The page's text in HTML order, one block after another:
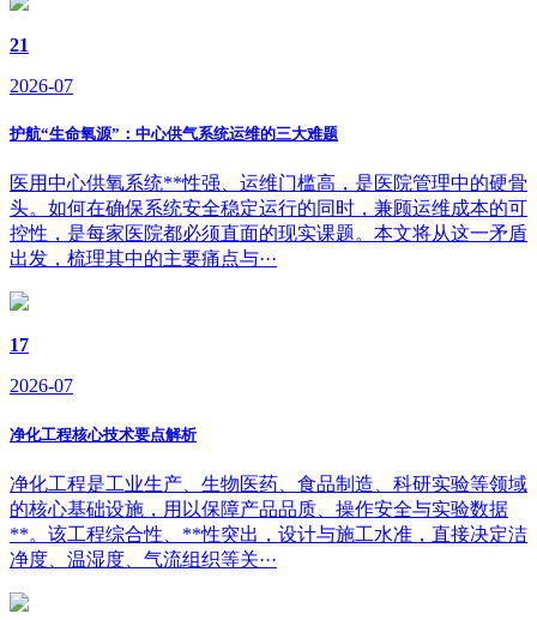
21
2026-07
护航“生命氧源”：中心供气系统运维的三大难题
医用中心供氧系统**性强、运维门槛高，是医院管理中的硬骨
头。如何在确保系统安全稳定运行的同时，兼顾运维成本的可
控性，是每家医院都必须直面的现实课题。本文将从这一矛盾
出发，梳理其中的主要痛点与···
17
2026-07
净化工程核心技术要点解析
净化工程是工业生产、生物医药、食品制造、科研实验等领域
的核心基础设施，用以保障产品品质、操作安全与实验数据
**。该工程综合性、**性突出，设计与施工水准，直接决定洁
净度、温湿度、气流组织等关···